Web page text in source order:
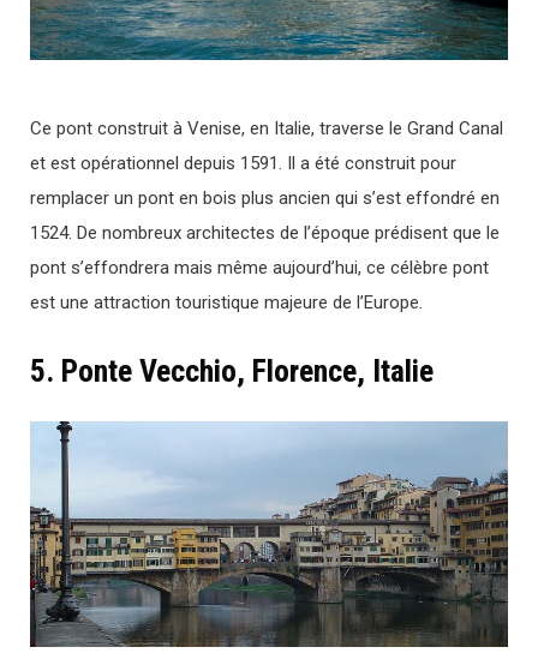
Ce pont construit à Venise, en Italie, traverse le Grand Canal
et est opérationnel depuis 1591. Il a été construit pour
remplacer un pont en bois plus ancien qui s’est effondré en
1524. De nombreux architectes de l’époque prédisent que le
pont s’effondrera mais même aujourd’hui, ce célèbre pont
est une attraction touristique majeure de l’Europe.
5. Ponte Vecchio, Florence, Italie